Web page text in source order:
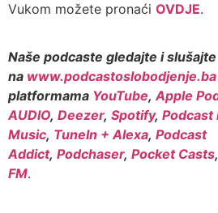
Vukom možete pronaći OVDJE.
Naše podcaste gledajte i slušajte
na www.podcastoslobodjenje.ba
platformama YouTube, Apple
AUDIO, Deezer, Spotify, Podcast
Music, TuneIn + Alexa, Podcast
Addict, Podchaser, Pocket Casts,
FM.